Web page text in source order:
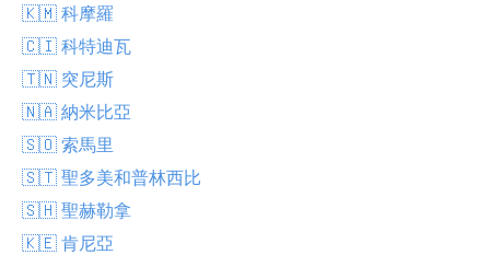
🇰🇲 科摩羅
🇨🇮 科特迪瓦
🇹🇳 突尼斯
🇳🇦 納米比亞
🇸🇴 索馬里
🇸🇹 聖多美和普林西比
🇸🇭 聖赫勒拿
🇰🇪 肯尼亞